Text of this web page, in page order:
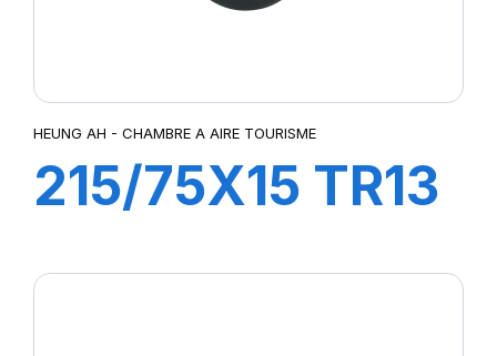
HEUNG AH - CHAMBRE A AIRE TOURISME
215/75X15 TR13